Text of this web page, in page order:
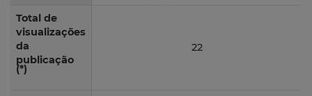
Total de
visualizações
da
publicação
(*)
22